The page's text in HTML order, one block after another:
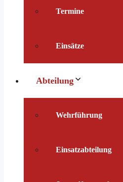
Termine
Einsätze
Abteilung
Wehrführung
Einsatzabteilung